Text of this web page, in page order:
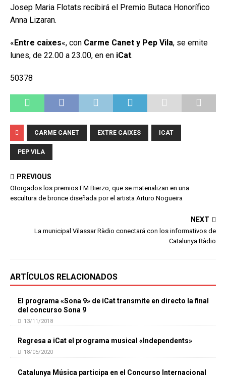
Josep Maria Flotats recibirá el Premio Butaca Honorífico
Anna Lizaran.
«Entre caixes«, con Carme Canet y Pep Vila, se emite
lunes, de 22.00 a 23.00, en en iCat.
50378
CARME CANET EXTRE CAIXES ICAT
PEP VILA
PREVIOUS
Otorgados los premios FM Bierzo, que se materializan en una
escultura de bronce diseñada por el artista Arturo Nogueira
NEXT
La municipal Vilassar Ràdio conectará con los informativos de
Catalunya Ràdio
ARTÍCULOS RELACIONADOS
El programa «Sona 9» de iCat transmite en directo la final
del concurso Sona 9
13/11/2018
Regresa a iCat el programa musical «Independents»
18/05/2020
Catalunya Música participa en el Concurso Internacional